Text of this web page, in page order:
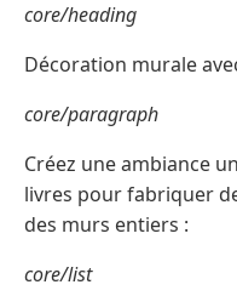
core/heading
Décoration murale
core/paragraph
Créez une ambiance
livres pour fabriquer
des murs entiers :
core/list